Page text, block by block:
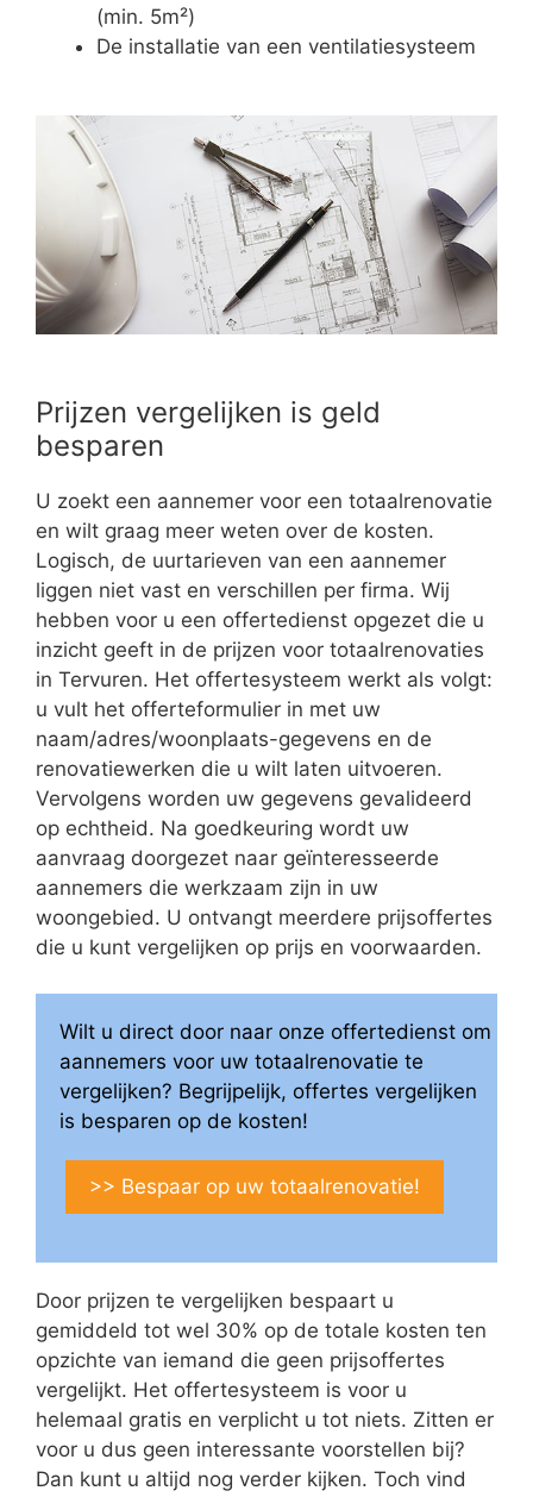
(min. 5m²)
De installatie van een ventilatiesysteem
Prijzen vergelijken is geld
besparen
U zoekt een aannemer voor een totaalrenovatie
en wilt graag meer weten over de kosten.
Logisch, de uurtarieven van een aannemer
liggen niet vast en verschillen per firma. Wij
hebben voor u een offertedienst opgezet die u
inzicht geeft in de prijzen voor totaalrenovaties
in Tervuren. Het offertesysteem werkt als volgt:
u vult het offerteformulier in met uw
naam/adres/woonplaats-gegevens en de
renovatiewerken die u wilt laten uitvoeren.
Vervolgens worden uw gegevens gevalideerd
op echtheid. Na goedkeuring wordt uw
aanvraag doorgezet naar geïnteresseerde
aannemers die werkzaam zijn in uw
woongebied. U ontvangt meerdere prijsoffertes
die u kunt vergelijken op prijs en voorwaarden.
Wilt u direct door naar onze offertedienst om
aannemers voor uw totaalrenovatie te
vergelijken? Begrijpelijk, offertes vergelijken
is besparen op de kosten!
>> Bespaar op uw totaalrenovatie!
Door prijzen te vergelijken bespaart u
gemiddeld tot wel 30% op de totale kosten ten
opzichte van iemand die geen prijsoffertes
vergelijkt. Het offertesysteem is voor u
helemaal gratis en verplicht u tot niets. Zitten er
voor u dus geen interessante voorstellen bij?
Dan kunt u altijd nog verder kijken. Toch vind